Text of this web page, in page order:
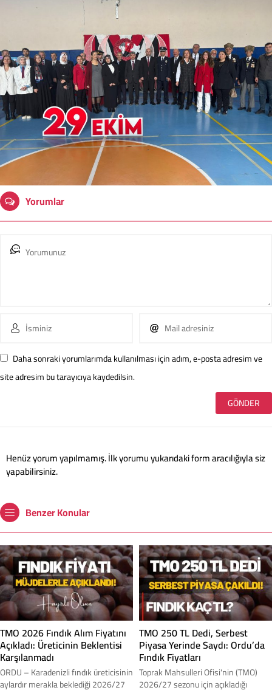
Yorumlar
Daha sonraki yorumlarımda kullanılması için adım, e-posta adresim ve
site adresim bu tarayıcıya kaydedilsin.
Henüz yorum yapılmamış. İlk yorumu yukarıdaki form aracılığıyla siz
yapabilirsiniz.
Benzer Konular
TMO 2026 Fındık Alım Fiyatını
Açıkladı: Üreticinin Beklentisi
Karşılanmadı
ORDU – Karadenizli fındık üreticisinin
aylardır merakla beklediği 2026/27
TMO 250 TL Dedi, Serbest
Piyasa Yerinde Saydı: Ordu’da
Fındık Fiyatları
Toprak Mahsulleri Ofisi'nin (TMO)
2026/27 sezonu için açıkladığı